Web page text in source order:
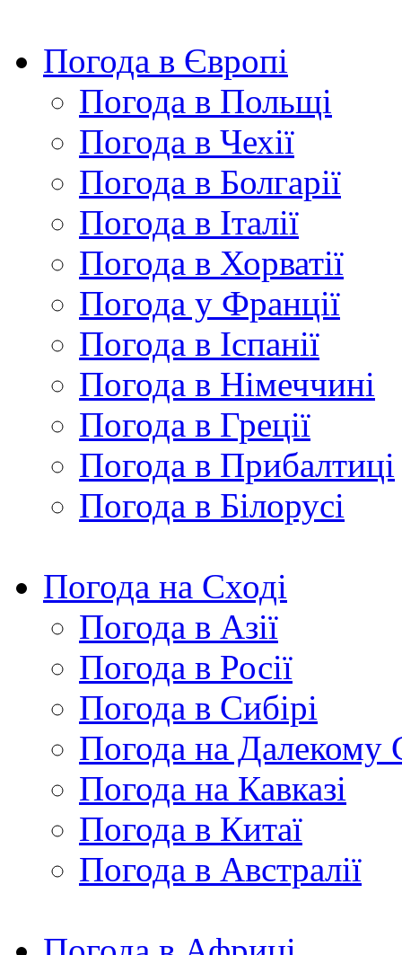
Погода в Європі
Погода в Польщі
Погода в Чехії
Погода в Болгарії
Погода в Італії
Погода в Хорватії
Погода у Франції
Погода в Іспанії
Погода в Німеччині
Погода в Греції
Погода в Прибалтиці
Погода в Білорусі
Погода на Сході
Погода в Азії
Погода в Росії
Погода в Сибірі
Погода на Далекому
Погода на Кавказі
Погода в Китаї
Погода в Австралії